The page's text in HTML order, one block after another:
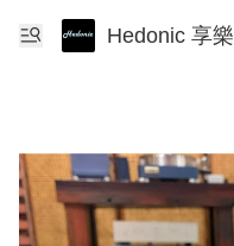
Hedonic 享樂